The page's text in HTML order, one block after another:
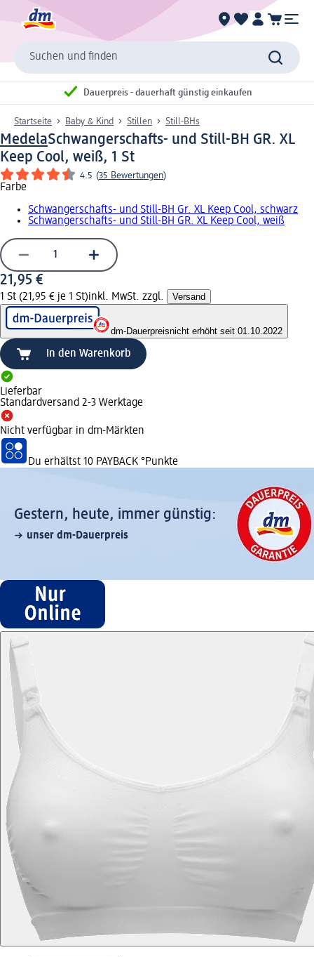
Suchen und finden
Dauerpreis - dauerhaft günstig einkaufen
Startseite Baby & Kind Stillen Still-BHs
MedelaSchwangerschafts- und Still-BH GR. XL
Keep Cool, weiß, 1 St
4.5 (35 Bewertungen)
Farbe
Schwangerschafts- und Still-BH Gr. XL Keep Cool, schwarz
Schwangerschafts- und Still-BH GR. XL Keep Cool, weiß
21,95 €
1 St (21,95 € je 1 St)inkl. MwSt. zzgl. Versand
dm-Dauerpreisnicht erhöht seit 01.10.2022
In den Warenkorb
Lieferbar
Standardversand 2-3 Werktage
Nicht verfügbar in dm-Märkten
Du erhältst 10 PAYBACK °Punkte
Gestern, heute, immer günstig:
unser dm-Dauerpreis